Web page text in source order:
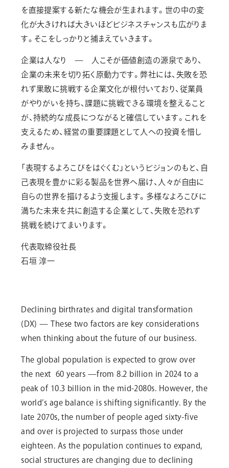
を直接提案する新たな機会が生まれます。世の中の変
化が大きければ大きいほどビジネスチャンスも広がりま
す。そこをしっかりと捕まえていきます。
企業は人なり — 人こそが価値創造の源泉であり、
企業の未来を切り拓く原動力です。弊社には、失敗を恐
れず果敢に挑戦する企業文化が根付いており、従業員
がやりがいを持ち、課題に挑戦できる環境を整えること
が、持続的な成長につながると確信しています。これを
支えるため、経営の重要課題として人への投資を惜し
みません。
「表現するよろこびをはぐくむ」というビジョンのもと、自
己表現を豊かに彩る製品を世界へ届け、人々が自由に
自らの世界を描けるよう支援します。多様なよろこびに
満ちた未来を共に創造する企業として、失敗を恐れず
挑戦を続けてまいります。
代表取締役社長
石垣 淳一
Declining birthrates and digital transformation
(DX) — These two factors are key considerations
when thinking about the future of our business.
The global population is expected to grow over
the next ­­­­­­ 60 years —from 8.2 billion in 2024 to a
peak of 10.3 billion in the mid-2080s. However, the
world’s age balance is shifting significantly. By the
late 2070s, the number of people aged sixty-five
and over is projected to surpass those under
eighteen. As the population continues to expand,
social structures are changing due to declining